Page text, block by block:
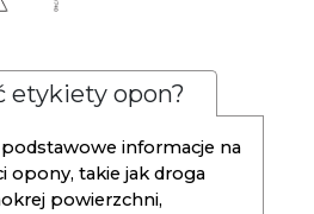
etykiety opon?
podstawowe informacje na
opony, takie jak droga
powierzchni,